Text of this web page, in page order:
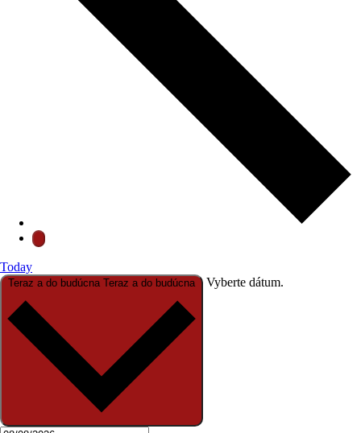
Today
Teraz a do budúcna Teraz a do budúcna Vyberte dátum.